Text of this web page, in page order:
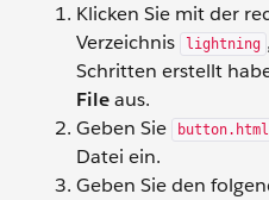
Klicken Sie mit der
Verzeichnis
lightning
Schritten erstellt
Fileaus.
Geben Sie
button.html
Datei ein.
Geben Sie den